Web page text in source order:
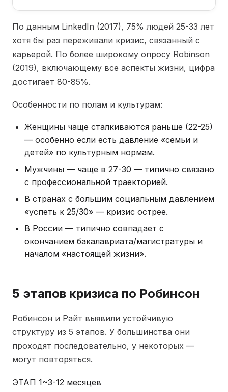
По данным LinkedIn (2017), 75% людей 25-33 лет
хотя бы раз переживали кризис, связанный с
карьерой. По более широкому опросу Robinson
(2019), включающему все аспекты жизни, цифра
достигает 80-85%.
Особенности по полам и культурам:
Женщины чаще сталкиваются раньше (22-25)
— особенно если есть давление «семьи и
детей» по культурным нормам.
Мужчины — чаще в 27-30 — типично связано
с профессиональной траекторией.
В странах с большим социальным давлением
«успеть к 25/30» — кризис острее.
В России — типично совпадает с
окончанием бакалавриата/магистратуры и
началом «настоящей жизни».
5 этапов кризиса по Робинсон
Робинсон и Райт выявили устойчивую
структуру из 5 этапов. У большинства они
проходят последовательно, у некоторых —
могут повторяться.
ЭТАП 1~3-12 месяцев